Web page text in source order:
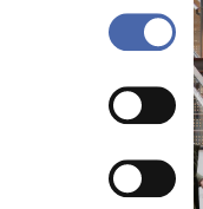
og kan altid trække